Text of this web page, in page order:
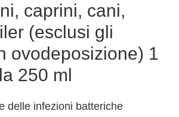
caprini, cani,
(esclusi gli
ovodeposizione) 1
250 ml
delle infezioni batteriche